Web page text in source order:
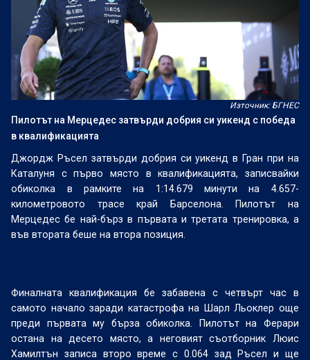
Източник: БГНЕС
Пилотът на Мерцедес затвърди добрия си уикенд с победа
в квалификацията
Джордж Ръсел затвърди добрия си уикенд в Гран при на
Каталуня с първо място в квалификацията, записвайки
обиколка в рамките на 1:14.679 минути на 4.657-
километровото трасе край Барселона. Пилотът на
Мерцедес бе най-бърз в първата и третата тренировка, а
във втората беше на втора позиция.
Финалната квалификация бе забавена с четвърт час в
самото начало заради катастрофа на Шарл Льоклер още
преди първата му бърза обиколка. Пилотът на Ферари
остана на десето място, а неговият съотборник Люис
Хамилтън записа второ време с 0.064 зад Ръсел и ще